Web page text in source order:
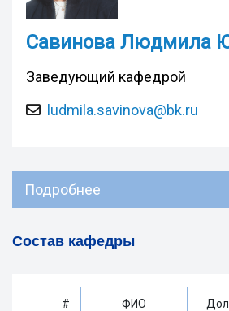
Савинова Людмила
Заведующий кафедрой
ludmila.savinova@bk.ru
Подробнее
Состав кафедры
# ФИО